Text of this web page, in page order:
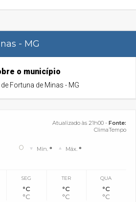
- MG
o município
Fortuna de Minas - MG
Atualizado às 21h00 - Fonte:
ClimaTempo
° Mín.° Máx.°
SEG
°C
°C
TER
°C
°C
QUA
°C
°C